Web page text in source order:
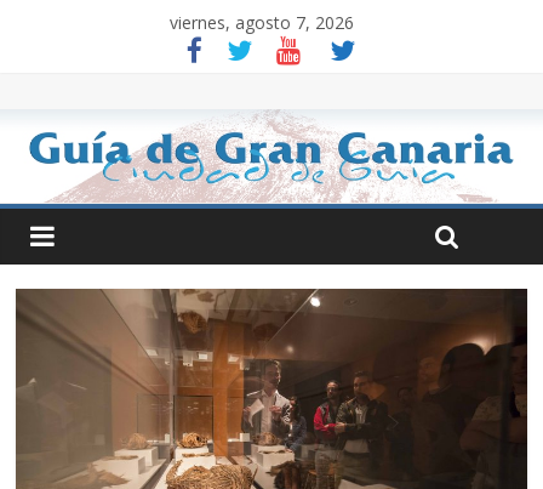
viernes, agosto 7, 2026